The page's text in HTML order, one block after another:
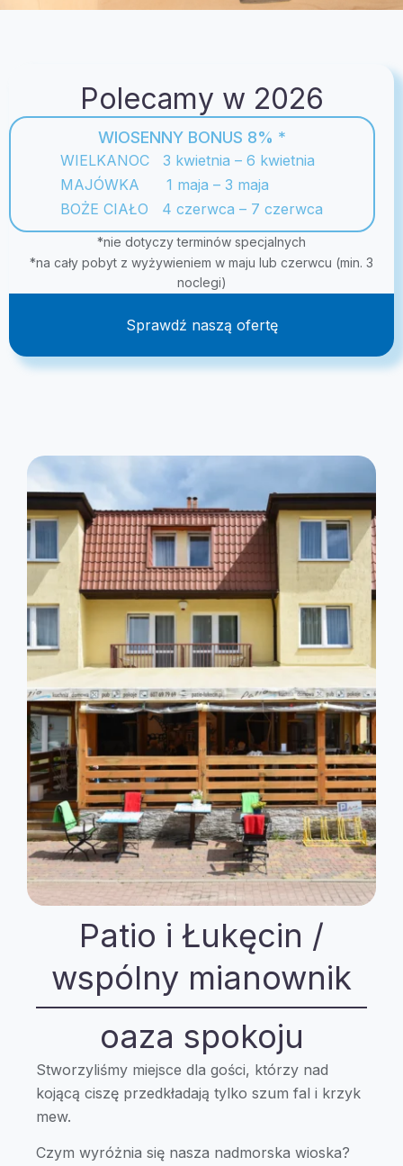
Polecamy w 2026
WIOSENNY BONUS 8% *
WIELKANOC 3 kwietnia – 6 kwietnia
MAJÓWKA 1 maja – 3 maja
BOŻE CIAŁO 4 czerwca – 7 czerwca
*nie dotyczy terminów specjalnych
*na cały pobyt z wyżywieniem w maju lub czerwcu (min. 3
noclegi)
Sprawdź naszą ofertę
Patio i Łukęcin /
wspólny mianownik
oaza spokoju
Stworzyliśmy miejsce dla gości, którzy nad
kojącą ciszę przedkładają tylko szum fal i krzyk
mew.
Czym wyróżnia się nasza nadmorska wioska?